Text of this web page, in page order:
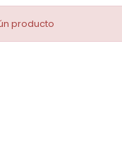
producto